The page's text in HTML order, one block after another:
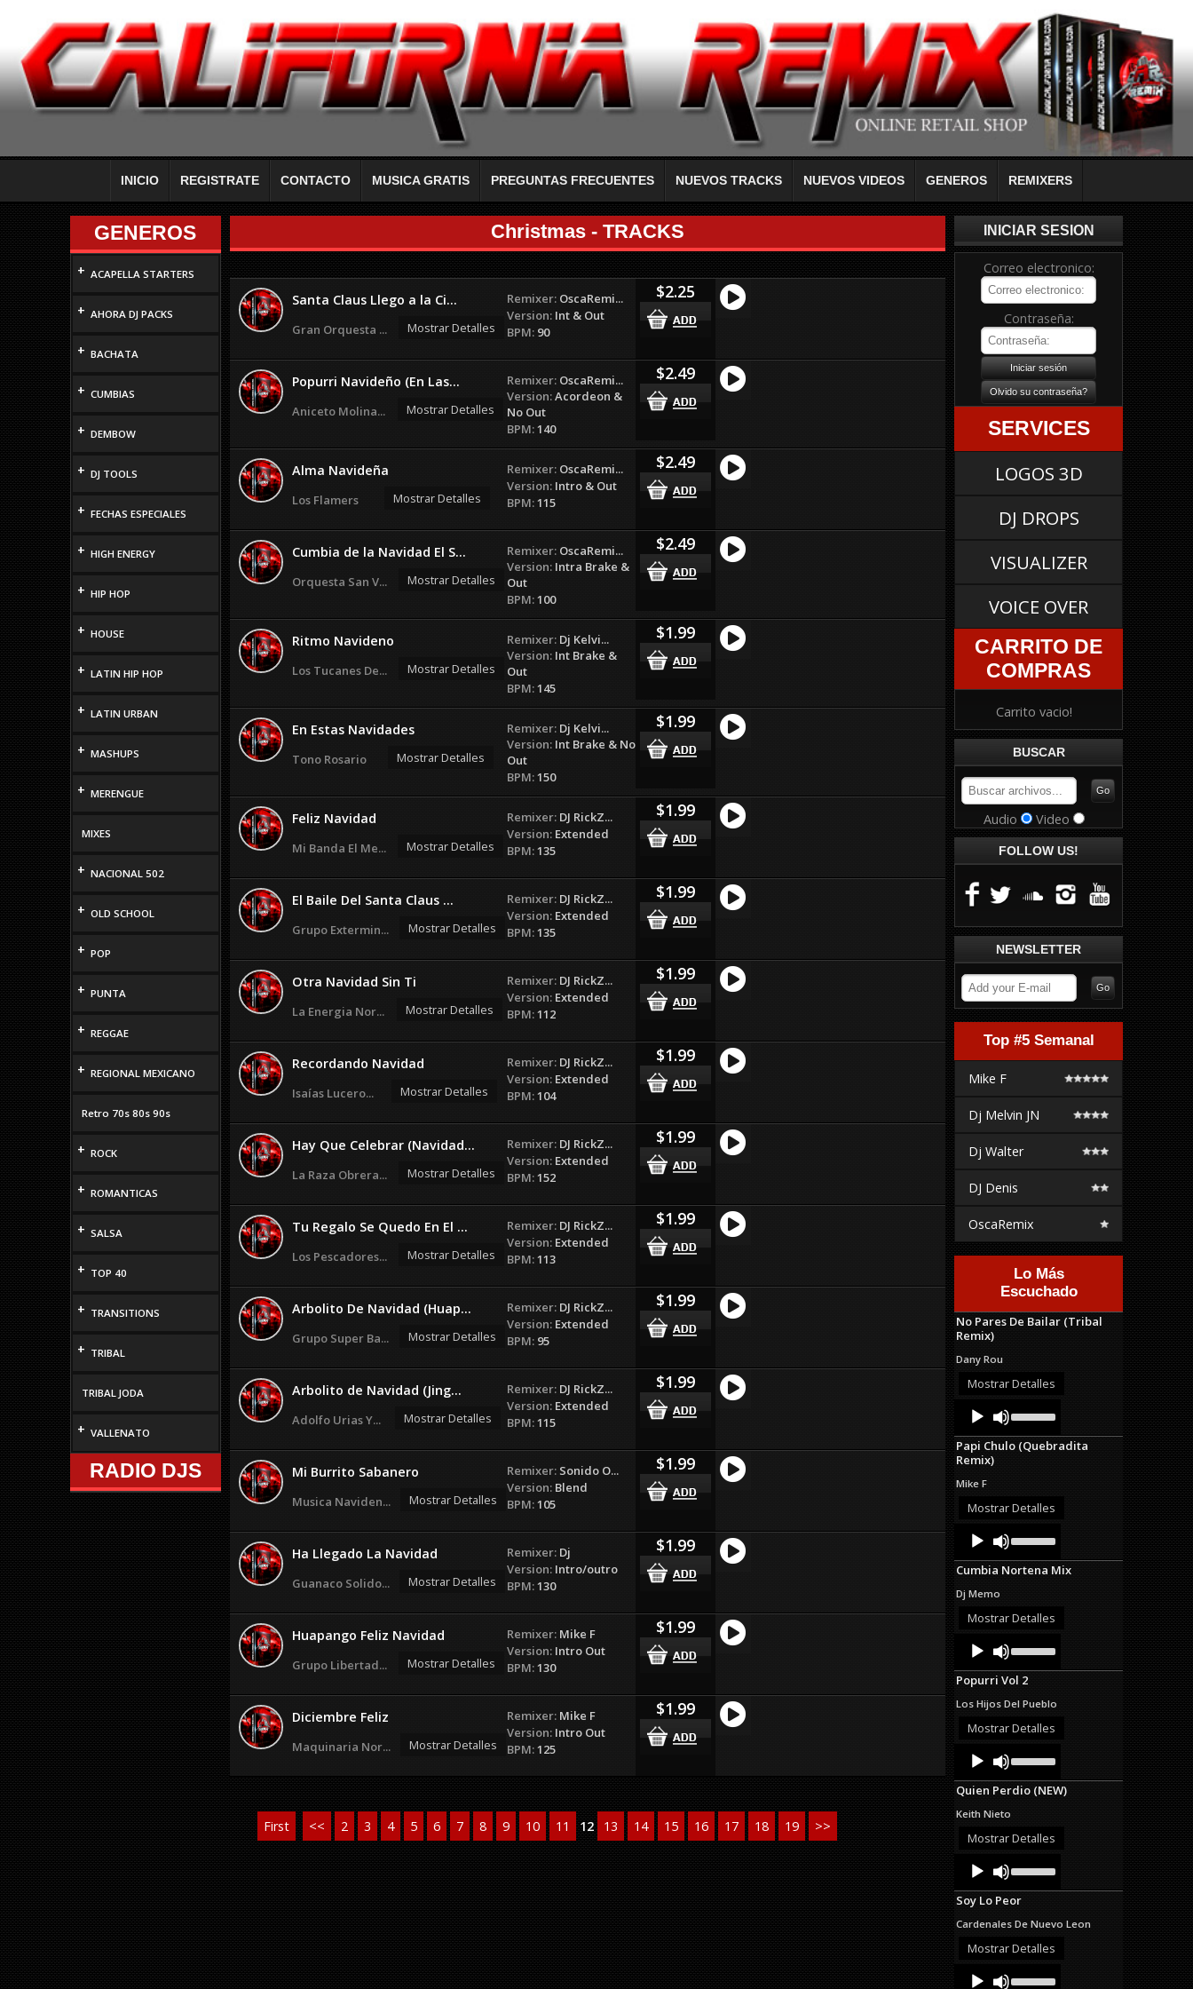
INICIO REGISTRATE CONTACTO MUSICA GRATIS PREGUNTAS FRECUENTES NUEVOS TRACKS NUEVOS VIDEOS GENEROS REMIXERS
GENEROS
+ ACAPELLA STARTERS
+ AHORA DJ PACKS
+ BACHATA
+ CUMBIAS
+ DEMBOW
+ DJ TOOLS
+ FECHAS ESPECIALES
+ HIGH ENERGY
+ HIP HOP
+ HOUSE
+ LATIN HIP HOP
+ LATIN URBAN
+ MASHUPS
+ MERENGUE
MIXES
+ NACIONAL 502
+ OLD SCHOOL
+ POP
+ PUNTA
+ REGGAE
+ REGIONAL MEXICANO
Retro 70s 80s 90s
+ ROCK
+ ROMANTICAS
+ SALSA
+ TOP 40
+ TRANSITIONS
+ TRIBAL
TRIBAL JODA
+ VALLENATO
RADIO DJS
Christmas - TRACKS
Santa Claus Llego a la Ci...
Gran Orquesta ... Mostrar Detalles
Remixer: OscaRemi...
Version: Int & Out
BPM: 90
$2.25
Popurri Navideño (En Las...
Aniceto Molina... Mostrar Detalles
Remixer: OscaRemi...
Version:Acordeon &
No Out
BPM:140
$2.49
Alma Navideña
Los Flamers Mostrar Detalles
Remixer: OscaRemi...
Version: Intro & Out
BPM:115
$2.49
Cumbia de la Navidad El S...
Orquesta San V... Mostrar Detalles
Remixer: OscaRemi...
Version: Intra Brake &
Out
BPM:100
$2.49
Ritmo Navideno
Los Tucanes De... Mostrar Detalles
Remixer: Dj Kelvi...
Version: Int Brake &
Out
BPM:145
$1.99
En Estas Navidades
Tono Rosario Mostrar Detalles
Remixer: Dj Kelvi...
Version: Int Brake & No
Out
BPM:150
$1.99
Feliz Navidad
Mi Banda El Me... Mostrar Detalles
Remixer: DJ RickZ...
Version: Extended
BPM:135
$1.99
El Baile Del Santa Claus ...
Grupo Extermin... Mostrar Detalles
Remixer: DJ RickZ...
Version: Extended
BPM:135
$1.99
Otra Navidad Sin Ti
La Energia Nor... Mostrar Detalles
Remixer: DJ RickZ...
Version: Extended
BPM:112
$1.99
Recordando Navidad
Isaías Lucero... Mostrar Detalles
Remixer: DJ RickZ...
Version: Extended
BPM:104
$1.99
Hay Que Celebrar (Navidad...
La Raza Obrera... Mostrar Detalles
Remixer: DJ RickZ...
Version: Extended
BPM:152
$1.99
Tu Regalo Se Quedo En El ...
Los Pescadores... Mostrar Detalles
Remixer: DJ RickZ...
Version: Extended
BPM:113
$1.99
Arbolito De Navidad (Huap...
Grupo Super Ba... Mostrar Detalles
Remixer: DJ RickZ...
Version: Extended
BPM: 95
$1.99
Arbolito de Navidad (Jing...
Adolfo Urias Y... Mostrar Detalles
Remixer: DJ RickZ...
Version: Extended
BPM:115
$1.99
Mi Burrito Sabanero
Musica Naviden... Mostrar Detalles
Remixer: Sonido O...
Version: Blend
BPM:105
$1.99
Ha Llegado La Navidad
Guanaco Solido... Mostrar Detalles
Remixer: Dj
Version: Intro/outro
BPM:130
$1.99
Huapango Feliz Navidad
Grupo Libertad... Mostrar Detalles
Remixer: Mike F
Version: Intro Out
BPM:130
$1.99
Diciembre Feliz
Maquinaria Nor... Mostrar Detalles
Remixer: Mike F
Version: Intro Out
BPM:125
$1.99
First << 2 3 4 5 6 7 8 9 10 11 12 13 14 15 16 17 18 19 >>
INICIAR SESION
Correo electronico:
Contraseña:
SERVICES
LOGOS 3D
DJ DROPS
VISUALIZER
VOICE OVER
CARRITO DE
COMPRAS
Carrito vacio!
BUSCAR
Audio Video
FOLLOW US!
NEWSLETTER
Top #5 Semanal
Mike F
Dj Melvin JN
Dj Walter
DJ Denis
OscaRemix
Lo Más
Escuchado
No Pares De Bailar (Tribal
Remix)
Dany Rou
Mostrar Detalles
Audio
Player
Up/Down
Arrow
keys
decrease
Papi Chulo (Quebradita
Remix)
Mike F
Mostrar Detalles
Audio
Player
Up/Down
Arrow
keys
or
Cumbia Nortena Mix
Dj Memo
Mostrar Detalles
Audio
Player
Up/Down
Arrow
keys
increase
or
Popurri Vol 2
Los Hijos Del Pueblo
Mostrar Detalles
Audio
Player
Up/Down
Arrow
keys
increase
or
Quien Perdio (NEW)
Keith Nieto
Mostrar Detalles
Audio
Player
Up/Down
Arrow
keys
increase
or
Soy Lo Peor
Cardenales De Nuevo Leon
Mostrar Detalles
Audio
Up/Down